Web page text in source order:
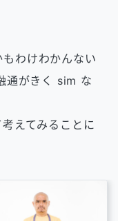
わけわかんない
通がきく sim な
えてみることに